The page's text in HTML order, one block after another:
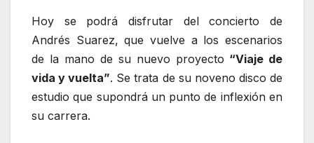
Hoy se podrá disfrutar del concierto de
Andrés Suarez, que vuelve a los escenarios
de la mano de su nuevo proyecto “Viaje de
vida y vuelta”. Se trata de su noveno disco de
estudio que supondrá un punto de inflexión en
su carrera.